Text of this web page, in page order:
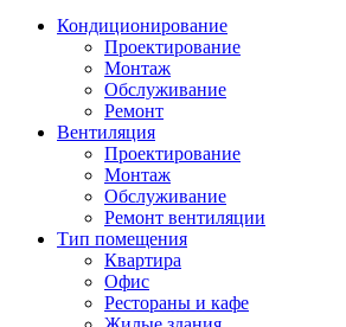
Кондиционирование
Проектирование
Монтаж
Обслуживание
Ремонт
Вентиляция
Проектирование
Монтаж
Обслуживание
Ремонт вентиляции
Тип помещения
Квартира
Офис
Рестораны и кафе